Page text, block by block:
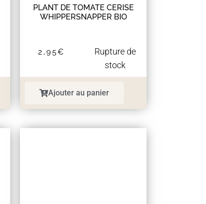
PLANT DE TOMATE CERISE
WHIPPERSNAPPER BIO
2,95€
Rupture de
stock
Ajouter au panier